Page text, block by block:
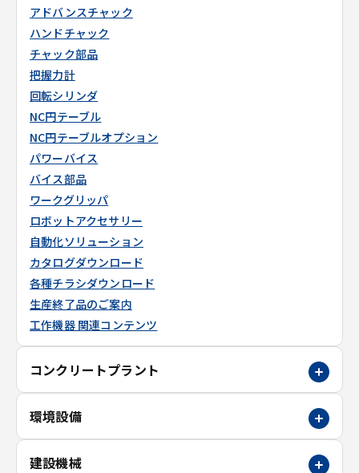
アドバンスチャック
ハンドチャック
チャック部品
把握力計
回転シリンダ
NC円テーブル
NC円テーブルオプション
パワーバイス
バイス部品
ワークグリッパ
ロボットアクセサリー
自動化ソリューション
カタログダウンロード
各種チラシダウンロード
生産終了品のご案内
工作機器 関連コンテンツ
コンクリートプラント
環境設備
建設機械